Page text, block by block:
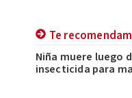
Te
Niña muere luego
insecticida para